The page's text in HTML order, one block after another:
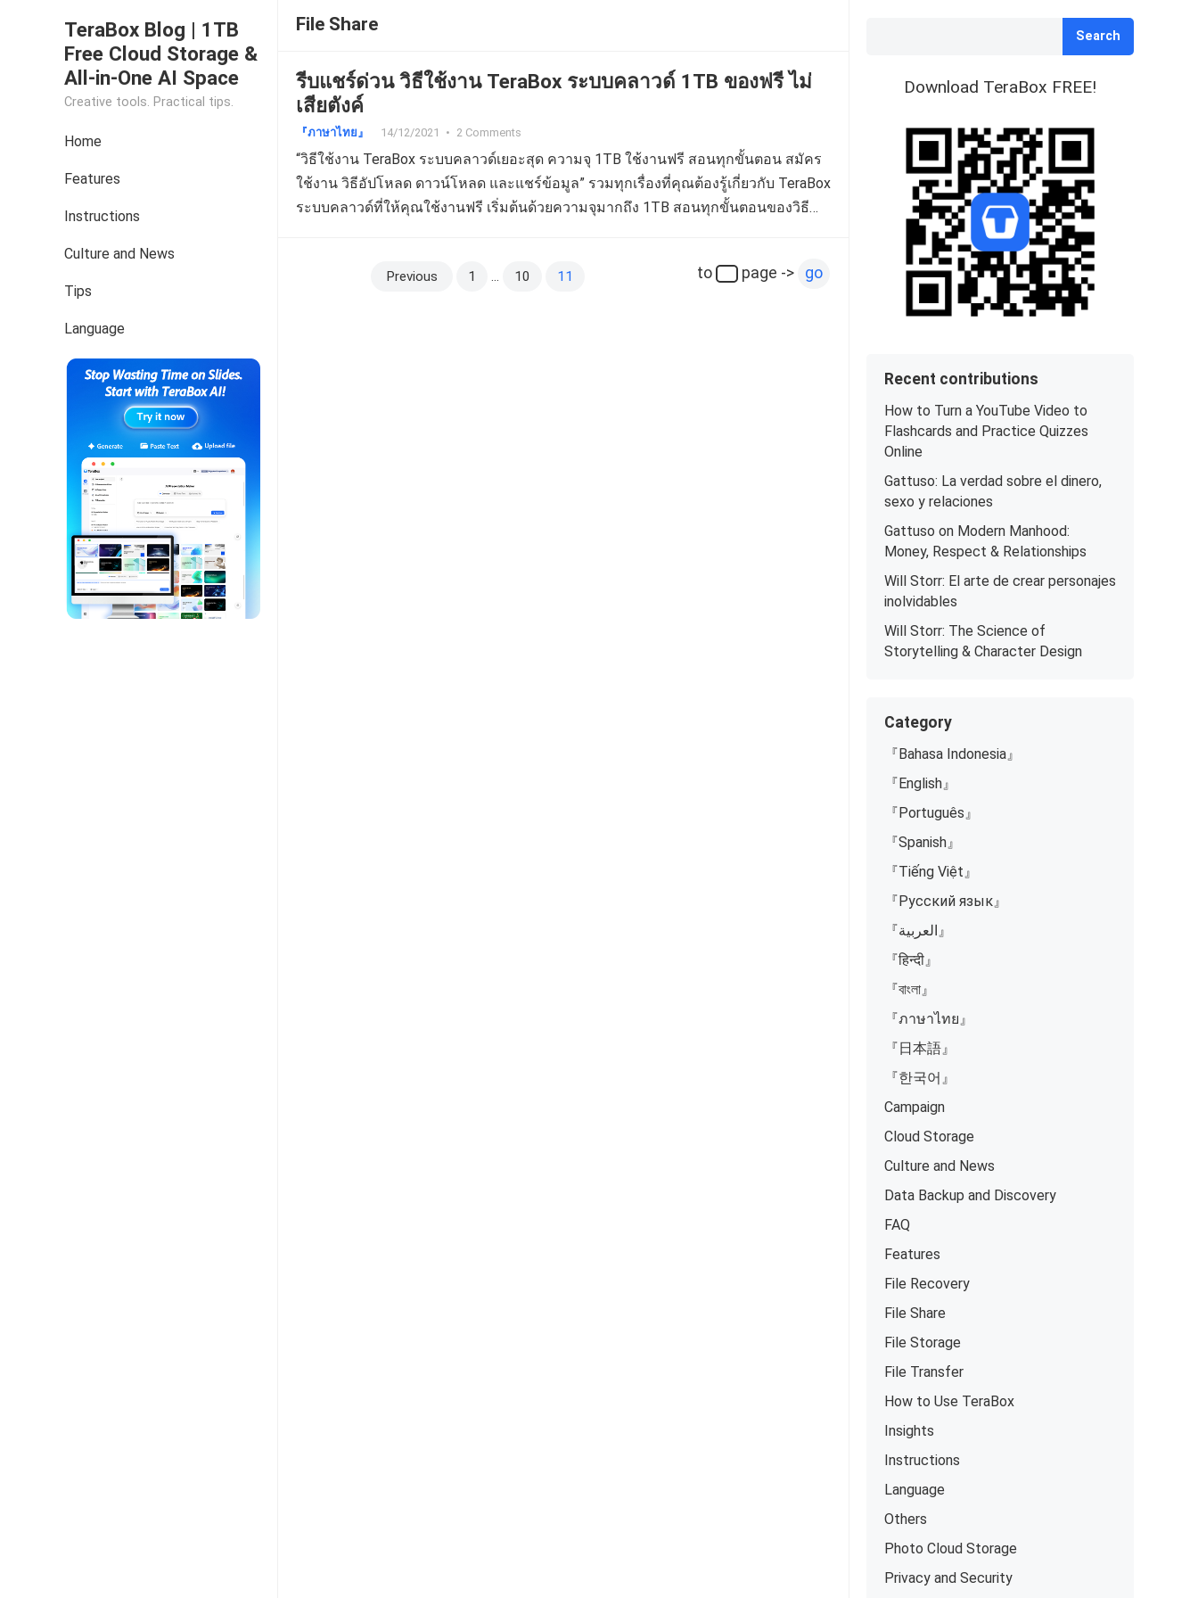
TeraBox Blog | 1TB
Free Cloud Storage &
All-in-One AI Space
Creative tools. Practical tips.
Home
Features
Instructions
Culture and News
Tips
Language
File Share
รีบแชร์ด่วน วิธีใช้งาน TeraBox ระบบคลาวด์ 1TB ของฟรี ไม่
เสียตังค์
『ภาษาไทย』 14/12/2021 • 2 Comments
“วิธีใช้งาน TeraBox ระบบคลาวด์เยอะสุด ความจุ 1TB ใช้งานฟรี สอนทุกขั้นตอน สมัคร
ใช้งาน วิธีอัปโหลด ดาวน์โหลด และแชร์ข้อมูล” รวมทุกเรื่องที่คุณต้องรู้เกี่ยวกับ TeraBox
ระบบคลาวด์ที่ให้คุณใช้งานฟรี เริ่มต้นด้วยความจุมากถึง 1TB สอนทุกขั้นตอนของวิธี
Previous 1 … 10 11 to page -> go
Search
Download TeraBox FREE!
Recent contributions
How to Turn a YouTube Video to
Flashcards and Practice Quizzes
Online
Gattuso: La verdad sobre el dinero,
sexo y relaciones
Gattuso on Modern Manhood:
Money, Respect & Relationships
Will Storr: El arte de crear personajes
inolvidables
Will Storr: The Science of
Storytelling & Character Design
Category
『Bahasa Indonesia』
『English』
『Português』
『Spanish』
『Tiếng Việt』
『Русский язык』
『العربية』
『हिन्दी』
『বাংলা』
『ภาษาไทย』
『日本語』
『한국어』
Campaign
Cloud Storage
Culture and News
Data Backup and Discovery
FAQ
Features
File Recovery
File Share
File Storage
File Transfer
How to Use TeraBox
Insights
Instructions
Language
Others
Photo Cloud Storage
Privacy and Security